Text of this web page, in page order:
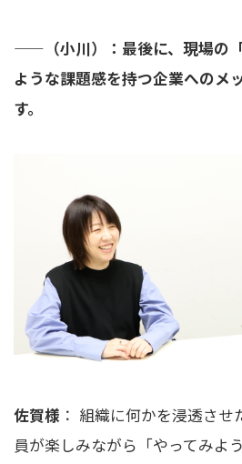
—— （小川）：最後に、現場の
ような課題感を持つ企業へのメ
す。
佐賀様 ： 組織に何かを浸透さ
員が楽しみながら「やってみよ